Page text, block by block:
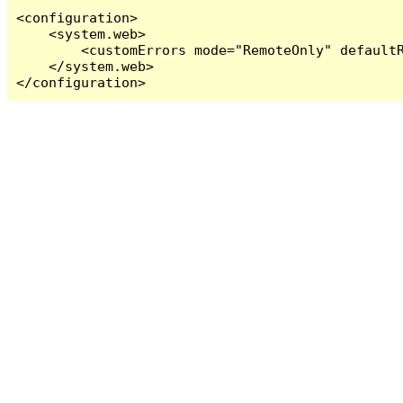
<configuration>
    <system.web>
<customErrors mode="RemoteOnly"
    </system.web>
</configuration>